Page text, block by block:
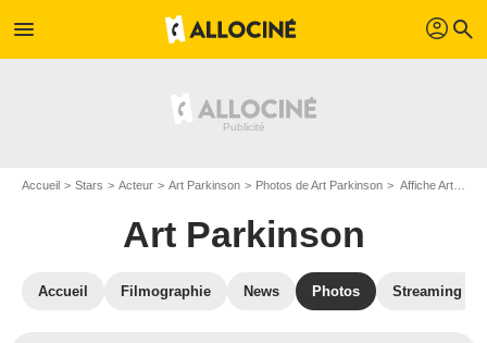
menu profil search
Accueil Stars Acteur Art Parkinson Photos de Art Parkinson Affiche Art Parkinson
Art Parkinson
Accueil Filmographie News Photos Streaming